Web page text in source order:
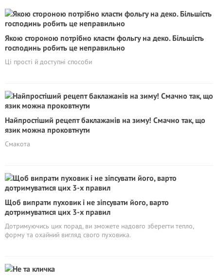
Якою стороною потрібно класти фольгу на деко. Більшість
господинь робить це неправильно
Ці прості й доступні способи
Найпростіший рецепт баклажанів на зиму! Смачно так, що
язик можна проковтнути
Смакота
Щоб випрати пуховик і не зіпсувати його, варто
дотримуватися цих 3-х правил
Дотримуючись цих порад, ви зможете надовго зберегти тепло,
форму та охайний вигляд свого пуховика.